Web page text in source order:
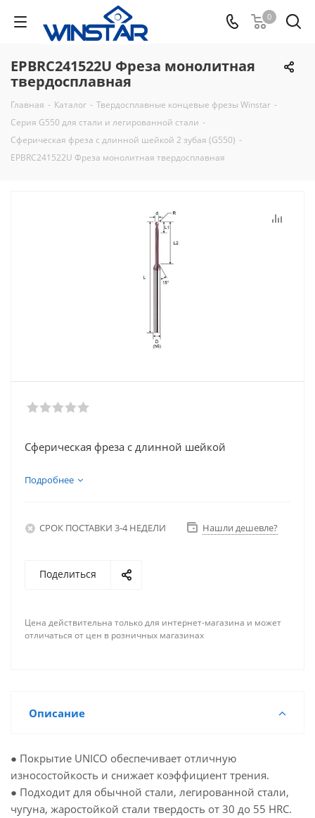
0
EPBRC241522U Фреза монолитная
твердосплавная
Главная - Каталог - Твердосплавные концевые фрезы Winstar -
Серия G550 для стали и легированной стали -
Сферическая фреза с длинной шейкой 2 зубая (G550) -
EPBRC241522U Фреза монолитная твердосплавная
Сферическая фреза с длинной шейкой
Подробнее
СРОК ПОСТАВКИ 3-4 НЕДЕЛИ Нашли дешевле?
Поделиться
Цена действительна только для интернет-магазина и может
отличаться от цен в розничных магазинах
Описание
● Покрытие UNICO обеспечивает отличную
износостойкость и снижает коэффициент трения.
● Подходит для обычной стали, легированной стали,
чугуна, жаростойкой стали твердость от 30 до 55 HRC.